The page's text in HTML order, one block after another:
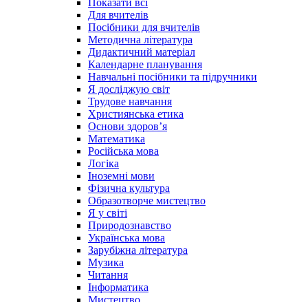
Показати всі
Для вчителів
Посібники для вчителів
Методична література
Дидактичний матеріал
Календарне планування
Навчальні посібники та підручники
Я досліджую світ
Трудове навчання
Християнська етика
Основи здоров’я
Математика
Російська мова
Логіка
Іноземні мови
Фізична культура
Образотворче мистецтво
Я у світі
Природознавство
Українська мова
Зарубіжна література
Музика
Читання
Інформатика
Мистецтво